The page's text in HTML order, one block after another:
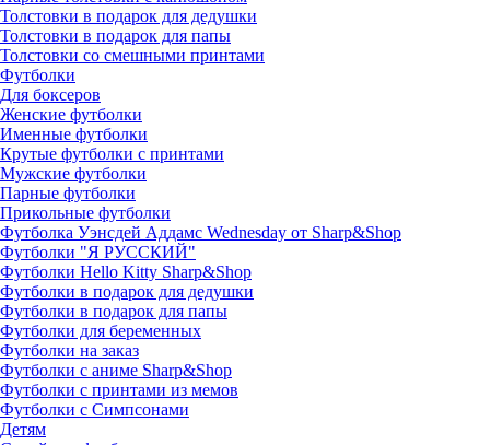
Толстовки в подарок для дедушки
Толстовки в подарок для папы
Толстовки со смешными принтами
Футболки
Для боксеров
Женские футболки
Именные футболки
Крутые футболки с принтами
Мужские футболки
Парные футболки
Прикольные футболки
Футболка Уэнсдей Аддамс Wednesday от Sharp&Shop
Футболки "Я РУССКИЙ"
Футболки Hello Kitty Sharp&Shop
Футболки в подарок для дедушки
Футболки в подарок для папы
Футболки для беременных
Футболки на заказ
Футболки с аниме Sharp&Shop
Футболки с принтами из мемов
Футболки с Симпсонами
Детям